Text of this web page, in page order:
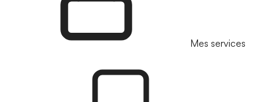
Mes services